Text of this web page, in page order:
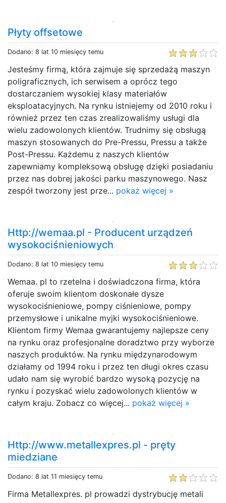
Płyty offsetowe
Dodano: 8 lat 10 miesięcy temu
Jesteśmy firmą, która zajmuje się sprzedażą maszyn
poligraficznych, ich serwisem a oprócz tego
dostarczaniem wysokiej klasy materiałów
eksploatacyjnych. Na rynku istniejemy od 2010 roku i
również przez ten czas zrealizowaliśmy usługi dla
wielu zadowolonych klientów. Trudnimy się obsługą
maszyn stosowanych do Pre-Pressu, Pressu a także
Post-Pressu. Każdemu z naszych klientów
zapewniamy kompleksową obsługę dzięki posiadaniu
przez nas dobrej jakości parku maszynowego. Nasz
zespół tworzony jest prze... pokaż więcej »
Http://wemaa.pl - Producent urządzeń
wysokociśnieniowych
Dodano: 8 lat 10 miesięcy temu
Wemaa. pl to rzetelna i doświadczona firma, która
oferuje swoim klientom doskonałe dysze
wysokociśnieniowe, pompy ciśnieniowe, pompy
przemysłowe i unikalne myjki wysokociśnieniowe.
Klientom firmy Wemaa gwarantujemy najlepsze ceny
na rynku oraz profesjonalne doradztwo przy wyborze
naszych produktów. Na rynku międzynarodowym
działamy od 1994 roku i przez ten długi okres czasu
udało nam się wyrobić bardzo wysoką pozycję na
rynku i pozyskać wielu zadowolonych klientów w
całym kraju. Zobacz co więcej... pokaż więcej »
Http://www.metallexpres.pl - pręty
miedziane
Dodano: 8 lat 11 miesięcy temu
Firma Metallexpres. pl prowadzi dystrybucję metali